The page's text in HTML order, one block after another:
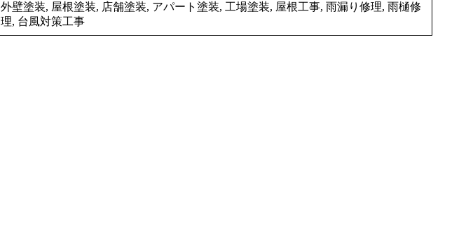
外壁塗装, 屋根塗装, 店舗塗装, アパート塗装, 工場塗装, 屋根工事, 雨漏り修理, 雨樋修
理, 台風対策工事